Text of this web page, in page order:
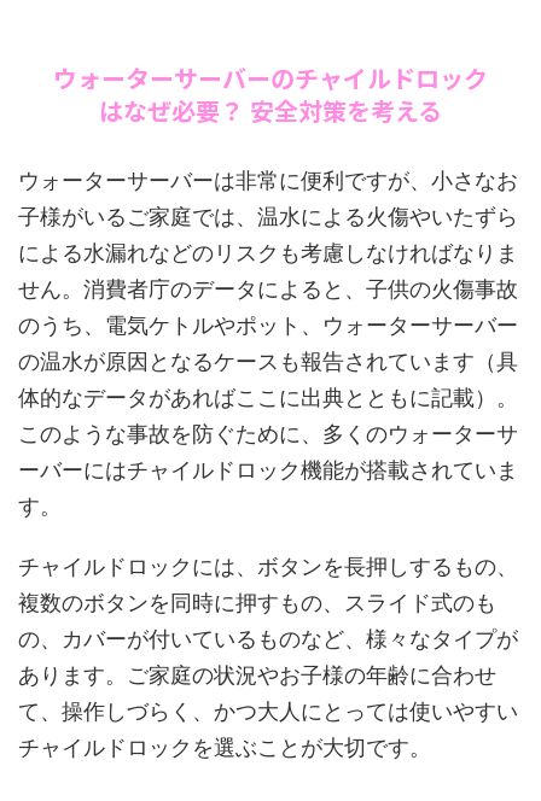
ウォーターサーバーのチャイルドロック
はなぜ必要？ 安全対策を考える
ウォーターサーバーは非常に便利ですが、小さなお
子様がいるご家庭では、温水による火傷やいたずら
による水漏れなどのリスクも考慮しなければなりま
せん。消費者庁のデータによると、子供の火傷事故
のうち、電気ケトルやポット、ウォーターサーバー
の温水が原因となるケースも報告されています（具
体的なデータがあればここに出典とともに記載）。
このような事故を防ぐために、多くのウォーターサ
ーバーにはチャイルドロック機能が搭載されていま
す。
チャイルドロックには、ボタンを長押しするもの、
複数のボタンを同時に押すもの、スライド式のも
の、カバーが付いているものなど、様々なタイプが
あります。ご家庭の状況やお子様の年齢に合わせ
て、操作しづらく、かつ大人にとっては使いやすい
チャイルドロックを選ぶことが大切です。